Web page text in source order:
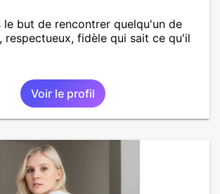
le but de rencontrer quelqu'un de
respectueux, fidèle qui sait ce qu'il
Voir le profil